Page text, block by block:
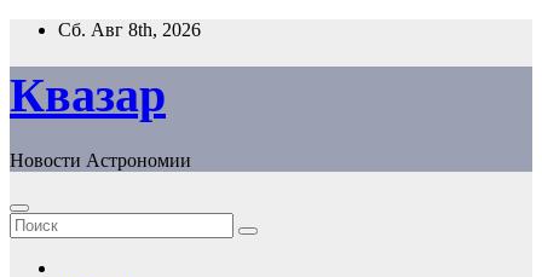
Перейти
содержанию
Сб. Авг 8th, 2026
Квазар
Новости Астрономии